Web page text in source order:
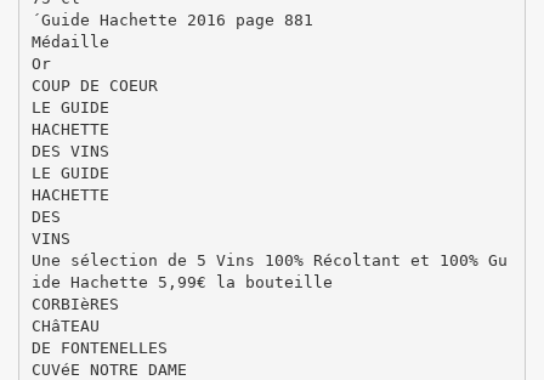
´Guide Hachette 2016 page 881
Médaille
Or
COUP DE COEUR
LE GUIDE
HACHETTE
DES VINS
LE GUIDE
HACHETTE
DES
VINS
Une sélection de 5 Vins 100% Récoltant et 100% Gu
ide Hachette 5,99€ la bouteille
CORBIèRES
CHâTEAU
DE FONTENELLES
CUVéE NOTRE DAME